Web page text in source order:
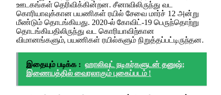
ஊடகங்கள் தெரிவிக்கின்றன. சீனாவிலிருந்து வட
கொரியாவுக்கான பயணிகள் ரயில் சேவை மார்ச் 12 அன்று
மீண்டும் தொடங்கியது. 2020-ல் கோவிட்-19 பெருந்தொற்று
தொடங்கியதிலிருந்து வட கொரியாவிற்கான
விமானங்களும், பயணிகள் ரயில்களும் நிறுத்தப்பட்டிருந்தன.
இதையும் படிக்க : ஹாலிவுட் நடிகர்களுடன் தனுஷ்;
இணையத்தில் வைரலாகும் புகைப்படம் !